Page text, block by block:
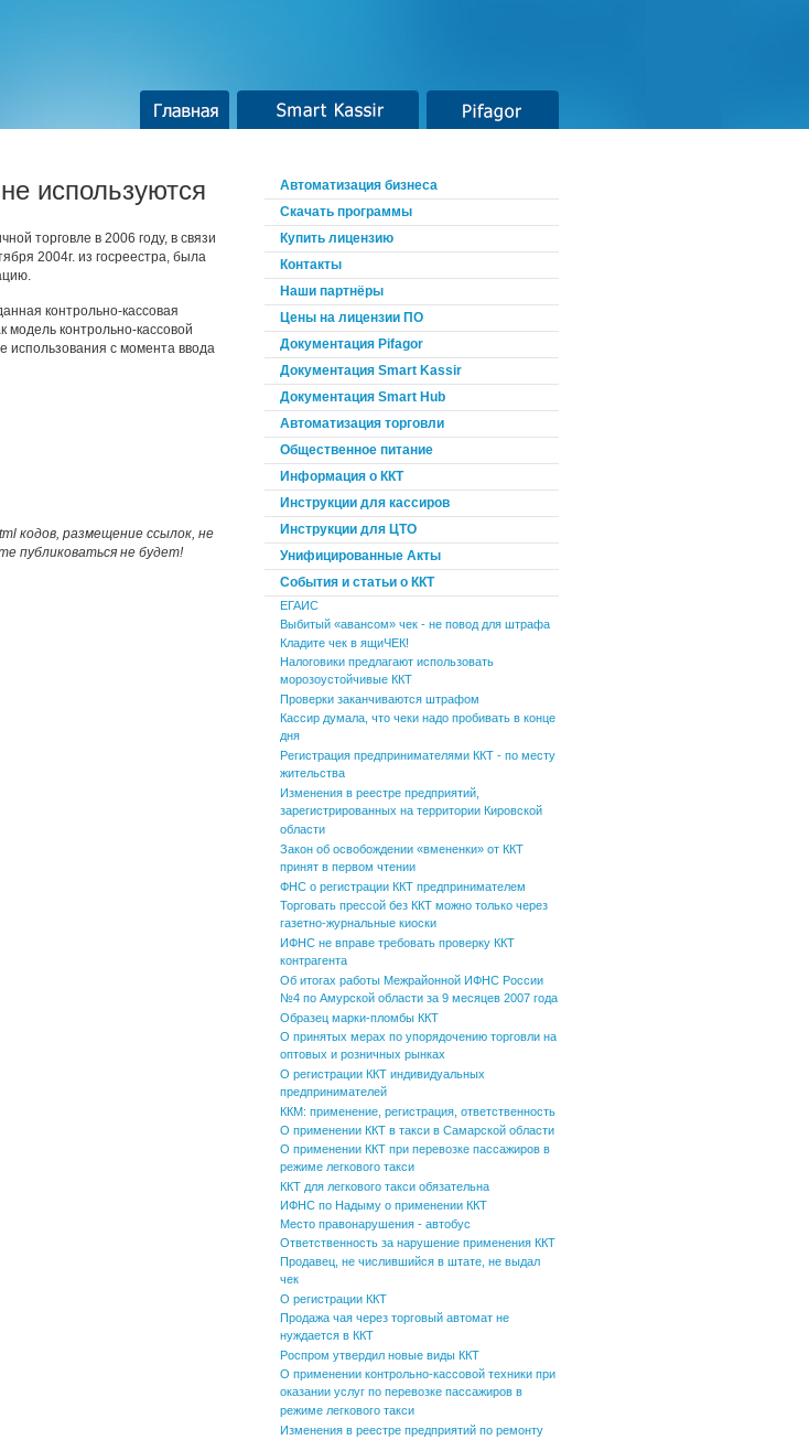
Главная Smart Kassir Pifagor
используются
торговле в 2006 году, в связи
2004г. из госреестра, была
контрольно-кассовая
модель контрольно-кассовой
использования с момента ввода
кодов, размещение ссылок, не
публиковаться не будет!
Автоматизация бизнеса
Скачать программы
Купить лицензию
Контакты
Наши партнёры
Цены на лицензии ПО
Документация Pifagor
Документация Smart Kassir
Документация Smart Hub
Автоматизация торговли
Общественное питание
Информация о ККТ
Инструкции для кассиров
Инструкции для ЦТО
Унифицированные Акты
События и статьи о ККТ
ЕГАИС
Выбитый «авансом» чек - не повод для штрафа
Кладите чек в ящиЧЕК!
Налоговики предлагают использовать
морозоустойчивые ККТ
Проверки заканчиваются штрафом
Кассир думала, что чеки надо пробивать в конце
дня
Регистрация предпринимателями ККТ - по месту
жительства
Изменения в реестре предприятий,
зарегистрированных на территории Кировской
области
Закон об освобождении «вмененки» от ККТ
принят в первом чтении
ФНС о регистрации ККТ предпринимателем
Торговать прессой без ККТ можно только через
газетно-журнальные киоски
ИФНС не вправе требовать проверку ККТ
контрагента
Об итогах работы Межрайонной ИФНС России
№4 по Амурской области за 9 месяцев 2007 года
Образец марки-пломбы ККТ
О принятых мерах по упорядочению торговли на
оптовых и розничных рынках
О регистрации ККТ индивидуальных
предпринимателей
ККМ: применение, регистрация, ответственность
О применении ККТ в такси в Самарской области
О применении ККТ при перевозке пассажиров в
режиме легкового такси
ККТ для легкового такси обязательна
ИФНС по Надыму о применении ККТ
Место правонарушения - автобус
Ответственность за нарушение применения ККТ
Продавец, не числившийся в штате, не выдал
чек
О регистрации ККТ
Продажа чая через торговый автомат не
нуждается в ККТ
Роспром утвердил новые виды ККТ
О применении контрольно-кассовой техники при
оказании услуг по перевозке пассажиров в
режиме легкового такси
Изменения в реестре предприятий по ремонту